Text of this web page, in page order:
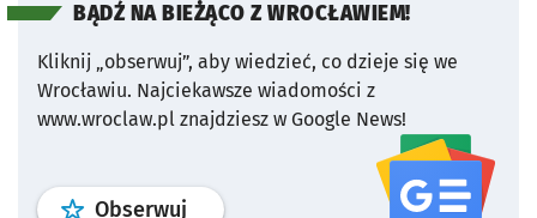
BĄDŹ NA BIEŻĄCO Z WROCŁAWIEM!
Kliknij „obserwuj”, aby wiedzieć, co dzieje się we
Wrocławiu. Najciekawsze wiadomości z
www.wroclaw.pl znajdziesz w Google News!
Obserwuj profil serwisu